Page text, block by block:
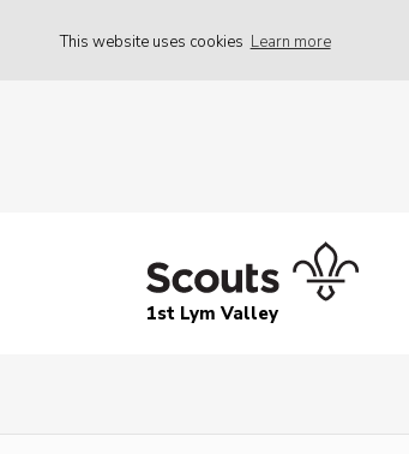
This website uses cookies Learn more
1st Lym Valley